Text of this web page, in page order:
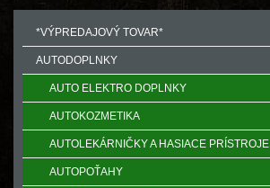
*VÝPREDAJOVÝ TOVAR*
AUTODOPLNKY
AUTO ELEKTRO DOPLNKY
AUTOKOZMETIKA
AUTOLEKÁRNIČKY A HASIACE PRÍSTROJE
AUTOPOŤAHY